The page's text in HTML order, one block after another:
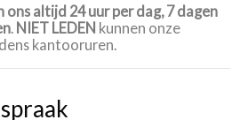
ons altijd 24 uur per dag, 7 dagen
. NIET LEDEN kunnen onze
kantooruren.